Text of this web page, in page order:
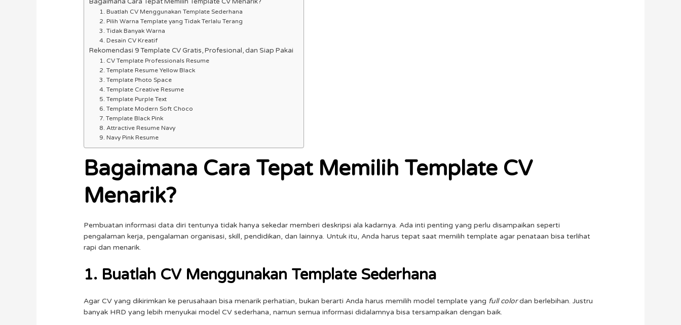
1. Buatlah CV Menggunakan Template Sederhana
2. Pilih Warna Template yang Tidak Terlalu Terang
3. Tidak Banyak Warna
4. Desain CV Kreatif
Rekomendasi 9 Template CV Gratis, Profesional, dan Siap Pakai
1. CV Template Professionals Resume
2. Template Resume Yellow Black
3. Template Photo Space
4. Template Creative Resume
5. Template Purple Text
6. Template Modern Soft Choco
7. Template Black Pink
8. Attractive Resume Navy
9. Navy Pink Resume
Bagaimana Cara Tepat Memilih Template CV
Menarik?
Pembuatan informasi data diri tentunya tidak hanya sekedar memberi deskripsi ala kadarnya. Ada inti penting yang perlu disampaikan seperti
pengalaman kerja, pengalaman organisasi, skill, pendidikan, dan lainnya. Untuk itu, Anda harus tepat saat memilih template agar penataan bisa terlihat
rapi dan menarik.
1. Buatlah CV Menggunakan Template Sederhana
Agar CV yang dikirimkan ke perusahaan bisa menarik perhatian, bukan berarti Anda harus memilih model template yang full colordan berlebihan. Justru
banyak HRD yang lebih menyukai model CV sederhana, namun semua informasi didalamnya bisa tersampaikan dengan baik.